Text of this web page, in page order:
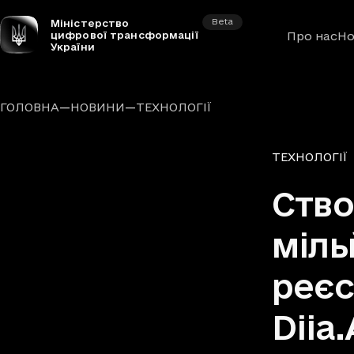
Міністерство
цифрової трансформації
України
Beta
Про нас
ГОЛОВНА—НОВИНИ—ТЕХНОЛОГІЇ
Рубрики
ТЕХНОЛОГІЇ